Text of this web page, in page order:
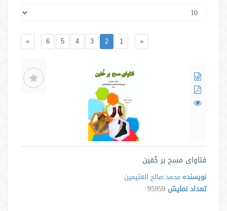
«
1
2
3
4
5
6
»
فتاوای مسح بر خُفین
نویسنده محمد صالح العثیمین
تعداد نمایش 95959